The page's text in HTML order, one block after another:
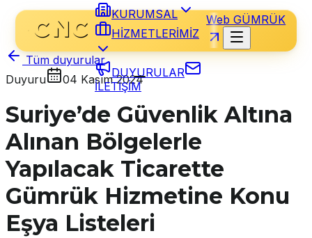
KURUMSAL
HİZMETLERİMİZ
DUYURULAR
İLETİŞİM
Web GÜMRÜK
Tüm duyurular
Duyuru
04 Kasım 2024
Suriye’de Güvenlik Altına
Alınan Bölgelerle
Yapılacak Ticarette
Gümrük Hizmetine Konu
Eşya Listeleri